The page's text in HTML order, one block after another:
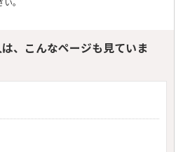
。
、こんなページも見ていま